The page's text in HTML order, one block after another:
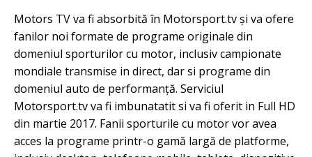
Motors TV va fi absorbită în Motorsport.tv și va ofere
fanilor noi formate de programe originale din
domeniul sporturilor cu motor, inclusiv campionate
mondiale transmise in direct, dar si programe din
domeniul auto de performanță. Serviciul
Motorsport.tv va fi imbunatatit si va fi oferit in Full HD
din martie 2017. Fanii sporturile cu motor vor avea
acces la programe printr-o gamă largă de platforme,